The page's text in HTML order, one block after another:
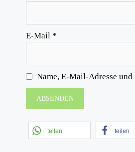
E-Mail *
Name, E-Mail-Adresse
teilen teilen